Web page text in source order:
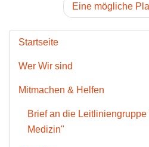
Eine mögliche
Startseite
Wer Wir sind
Mitmachen & Helfen
Brief an die
Medizin"